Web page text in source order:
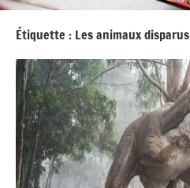
Étiquette : Les animaux disparus